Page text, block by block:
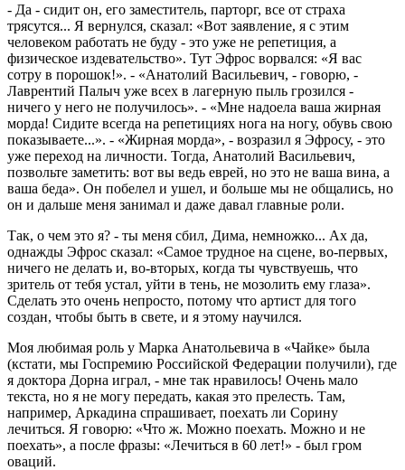
- Да - сидит он, его заместитель, парторг, все от страха
трясутся... Я вернулся, сказал: «Вот заявление, я с этим
человеком работать не буду - это уже не репетиция, а
физическое издевательство». Тут Эфрос ворвался: «Я вас
сотру в порошок!». - «Анатолий Васильевич, - говорю, -
Лаврентий Палыч уже всех в лагерную пыль грозился -
ничего у него не получилось». - «Мне надоела ваша жирная
морда! Сидите всегда на репетициях нога на ногу, обувь свою
показываете...». - «Жирная морда», - возразил я Эфросу, - это
уже переход на личности. Тогда, Анатолий Васильевич,
позвольте заметить: вот вы ведь еврей, но это не ваша вина, а
ваша беда». Он побелел и ушел, и больше мы не общались, но
он и дальше меня занимал и даже давал главные роли.
Так, о чем это я? - ты меня сбил, Дима, немножко... Ах да,
однажды Эфрос сказал: «Самое трудное на сцене, во-первых,
ничего не делать и, во-вторых, когда ты чувствуешь, что
зритель от тебя устал, уйти в тень, не мозолить ему глаза».
Сделать это очень непросто, потому что артист для того
создан, чтобы быть в свете, и я этому научился.
Моя любимая роль у Марка Анатольевича в «Чайке» была
(кстати, мы Госпремию Российской Федерации получили), где
я доктора Дорна играл, - мне так нравилось! Очень мало
текста, но я не могу передать, какая это прелесть. Там,
например, Аркадина спрашивает, поехать ли Сорину
лечиться. Я говорю: «Что ж. Можно поехать. Можно и не
поехать», а после фразы: «Лечиться в 60 лет!» - был гром
оваций.